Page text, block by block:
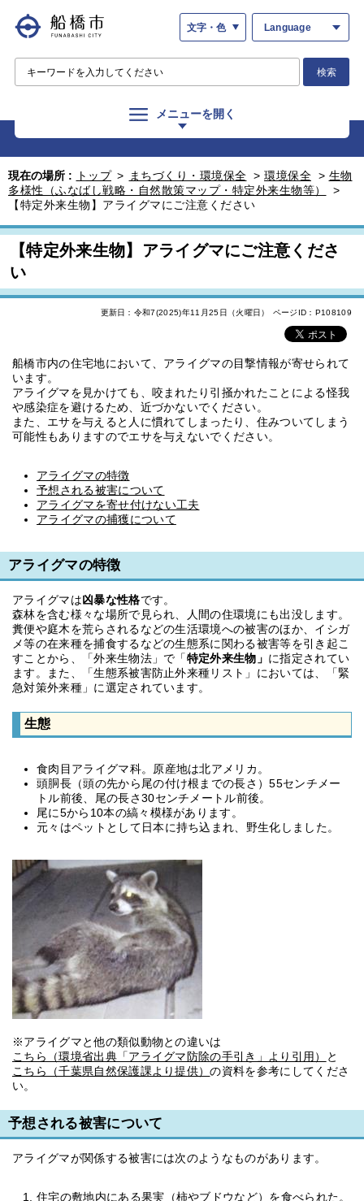
文字・色 Language
検索
メニューを開く
現在の場所 : トップ > まちづくり・環境保全 > 環境保全 > 生物
多様性（ふなばし戦略・自然散策マップ・特定外来生物等）
>
【特定外来生物】アライグマにご注意ください
【特定外来生物】アライグマにご注意くださ
い
更新日：令和7(2025)年11月25日（火曜日） ページID：P108109
船橋市内の住宅地において、アライグマの目撃情報が寄せられて
います。
アライグマを見かけても、咬まれたり引掻かれたことによる怪我
や感染症を避けるため、近づかないでください。
また、エサを与えると人に慣れてしまったり、住みついてしまう
可能性もありますのでエサを与えないでください。
アライグマの特徴
予想される被害について
アライグマを寄せ付けない工夫
アライグマの捕獲について
アライグマの特徴
アライグマは凶暴な性格です。
森林を含む様々な場所で見られ、人間の住環境にも出没します。
糞便や庭木を荒らされるなどの生活環境への被害のほか、イシガ
メ等の在来種を捕食するなどの生態系に関わる被害等を引き起こ
すことから、「外来生物法」で「特定外来生物」 に指定されてい
ます。また、「生態系被害防止外来種リスト」においては、「緊
急対策外来種」に選定されています。
生態
食肉目アライグマ科。原産地は北アメリカ。
頭胴長（頭の先から尾の付け根までの長さ）55センチメー
トル前後、尾の長さ30センチメートル前後。
尾に5から10本の縞々模様があります。
元々はペットとして日本に持ち込まれ、野生化しました。
※アライグマと他の類似動物との違いは
こちら（環境省出典「アライグマ防除の手引き」より引用）
と
こちら（千葉県自然保護課より提供）の資料を参考にしてくださ
い。
予想される被害について
アライグマが関係する被害には次のようなものがあります。
住宅の敷地内にある果実（柿やブドウなど）を食べられた。